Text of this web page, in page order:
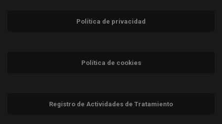
Política de privacidad
Política de cookies
Registro de Actividades de Tratamiento